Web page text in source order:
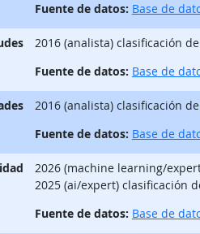
Fuente de datos: Base de
2016 (analista) clasificación
Fuente de datos: Base de
2016 (analista) clasificación
Fuente de datos: Base de
2026 (machine learning/
2025 (ai/expert) clasificación
Fuente de datos: Base de